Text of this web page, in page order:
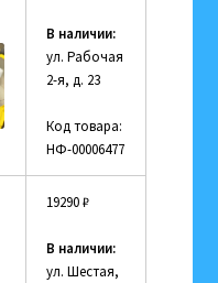
В наличии:
ул. Рабочая
2-я, д. 23
Код товара:
НФ-00006477
19290₽
В наличии:
ул. Шестая,